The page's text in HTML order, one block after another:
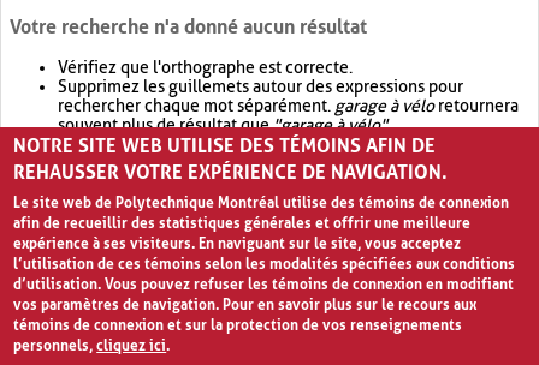
Votre recherche n'a donné aucun résultat
Vérifiez que l'orthographe est correcte.
Supprimez les guillemets autour des expressions pour
rechercher chaque mot séparément. garage à véloretournera
souvent plus de résultat que"garage à vélo".
Envisagez d'élargir votre recherche avec OR.garage OR vélo
retournera souvent plus de résultat quegarage à vélo
NOTRE SITE WEB UTILISE DES TÉMOINS AFIN DE
REHAUSSER VOTRE EXPÉRIENCE DE NAVIGATION.
Le site web de Polytechnique Montréal utilise des témoins de connexion
afin de recueillir des statistiques générales et offrir une meilleure
expérience à ses visiteurs. En naviguant sur le site, vous acceptez
l’utilisation de ces témoins selon les modalités spécifiées aux conditions
d’utilisation. Vous pouvez refuser les témoins de connexion en modifiant
vos paramètres de navigation. Pour en savoir plus sur le recours aux
témoins de connexion et sur la protection de vos renseignements
personnels,cliquez ici.